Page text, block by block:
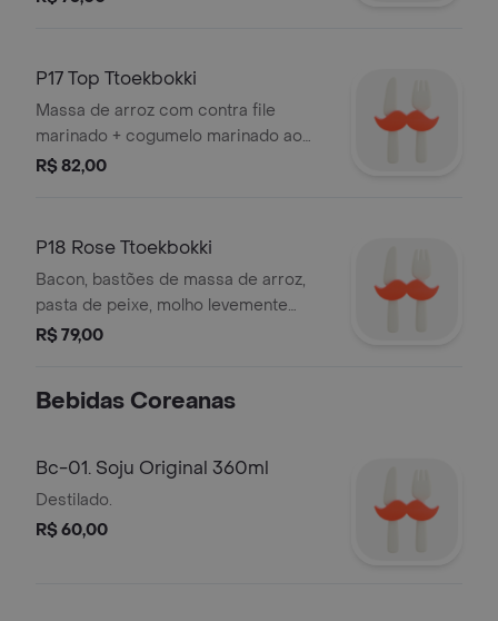
P17 Top Ttoekbokki
Massa de arroz com contra file
marinado + cogumelo marinado ao
molho especial de shoyu levemente
R$ 82,00
P18 Rose Ttoekbokki
Bacon, bastões de massa de arroz,
pasta de peixe, molho levemente
picante com creme de leite cremoso,
R$ 79,00
Bebidas Coreanas
Bc-01. Soju Original 360ml
Destilado.
R$ 60,00